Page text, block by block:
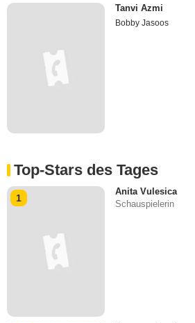
Tanvi Azmi
Bobby Jasoos
Top-Stars des Tages
1
Anita Vulesica
Schauspielerin